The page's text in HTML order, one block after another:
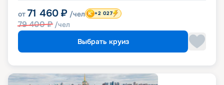
от 71 460 ₽ /чел
79 400₽ /чел
+2 027
Выбрать круиз